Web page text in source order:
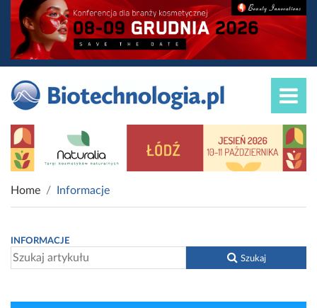
Home Informacje
INFORMACJE
Szukaj